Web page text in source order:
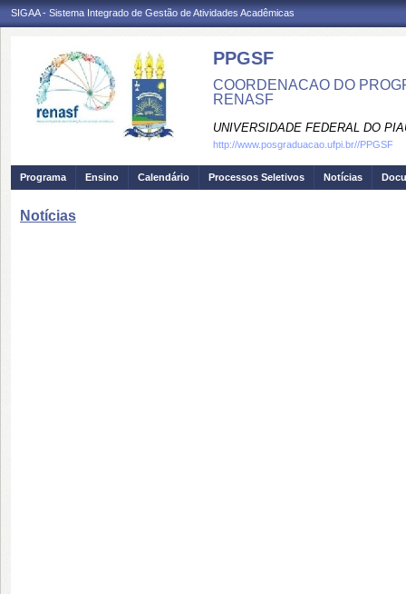
SIGAA - Sistema Integrado de Gestão de Atividades Acadêmicas
PPGSF
COORDENACAO DO
RENASF
UNIVERSIDADE FEDERAL DO
http://www.posgraduacao.ufpi.br//PPGSF
Programa Ensino Calendário Processos Seletivos Notícias
Notícias